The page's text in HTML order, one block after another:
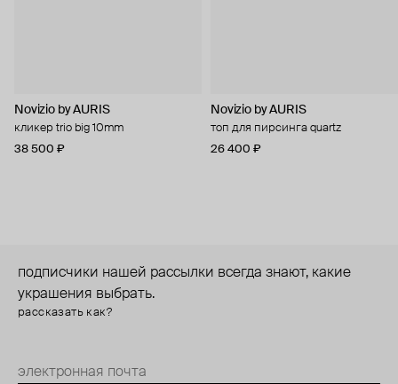
Novizio by AURIS
кликер trio big 10mm
38 500 ₽
Novizio by AURIS
топ для пирсинга quartz
26 400 ₽
подписчики нашей рассылки всегда знают, какие
украшения выбрать.
рассказать как?